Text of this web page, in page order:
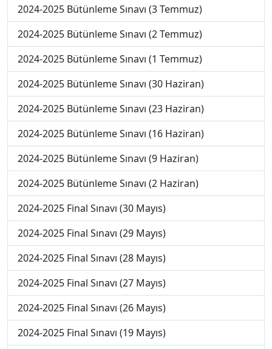
2024-2025 Bütünleme Sınavı (3 Temmuz)
2024-2025 Bütünleme Sınavı (2 Temmuz)
2024-2025 Bütünleme Sınavı (1 Temmuz)
2024-2025 Bütünleme Sınavı (30 Haziran)
2024-2025 Bütünleme Sınavı (23 Haziran)
2024-2025 Bütünleme Sınavı (16 Haziran)
2024-2025 Bütünleme Sınavı (9 Haziran)
2024-2025 Bütünleme Sınavı (2 Haziran)
2024-2025 Final Sınavı (30 Mayıs)
2024-2025 Final Sınavı (29 Mayıs)
2024-2025 Final Sınavı (28 Mayıs)
2024-2025 Final Sınavı (27 Mayıs)
2024-2025 Final Sınavı (26 Mayıs)
2024-2025 Final Sınavı (19 Mayıs)